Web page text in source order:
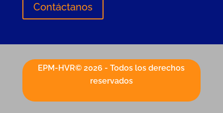
Contáctanos
EPM-HVR© 2026 - Todos los derechos
reservados